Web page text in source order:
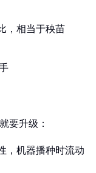
，相当于秧苗
要升级：
，机器播种时流动